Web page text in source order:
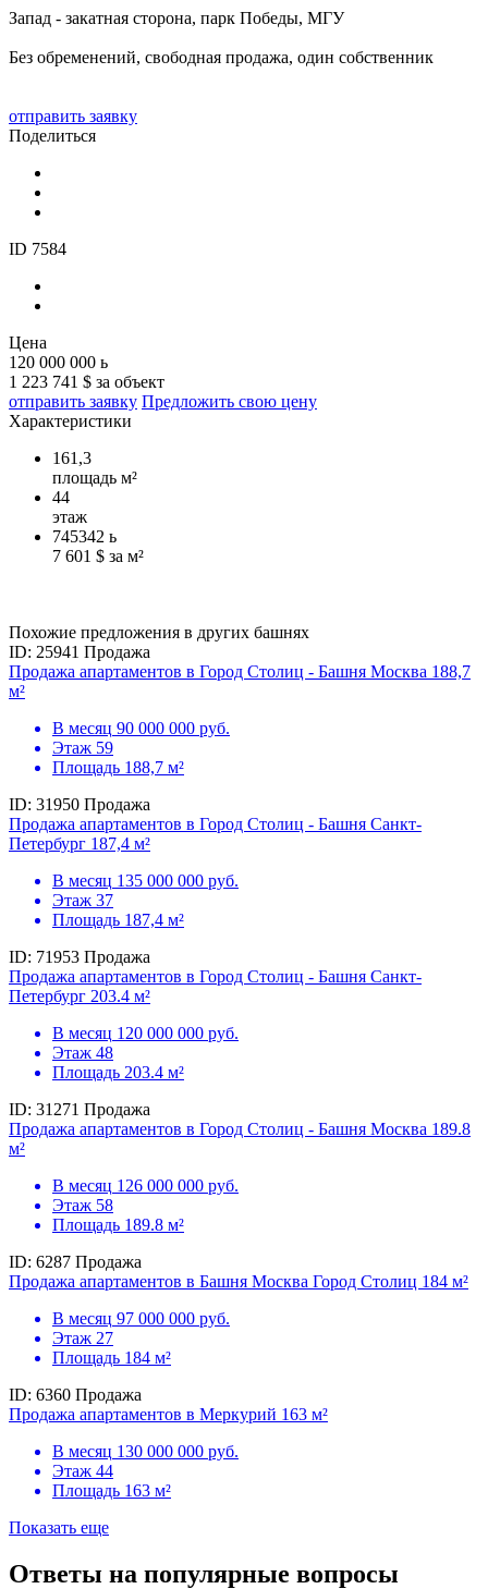
Запад - закатная сторона, парк Победы, МГУ
Без обременений, свободная продажа, один собственник
отправить заявку
Поделиться
ID 7584
Цена
120 000 000 ь
1 223 741 $ за объект
отправить заявку Предложить свою цену
Характеристики
161,3
площадь м²
44
этаж
745342 ь
7 601 $ за м²
Похожие предложения в других башнях
ID: 25941 Продажа
Продажа апартаментов в Город Столиц - Башня Москва 188,7
м²
В месяц 90 000 000 руб.
Этаж 59
Площадь 188,7 м²
ID: 31950 Продажа
Продажа апартаментов в Город Столиц - Башня Санкт-
Петербург 187,4 м²
В месяц 135 000 000 руб.
Этаж 37
Площадь 187,4 м²
ID: 71953 Продажа
Продажа апартаментов в Город Столиц - Башня Санкт-
Петербург 203.4 м²
В месяц 120 000 000 руб.
Этаж 48
Площадь 203.4 м²
ID: 31271 Продажа
Продажа апартаментов в Город Столиц - Башня Москва 189.8
м²
В месяц 126 000 000 руб.
Этаж 58
Площадь 189.8 м²
ID: 6287 Продажа
Продажа апартаментов в Башня Москва Город Столиц 184 м²
В месяц 97 000 000 руб.
Этаж 27
Площадь 184 м²
ID: 6360 Продажа
Продажа апартаментов в Меркурий 163 м²
В месяц 130 000 000 руб.
Этаж 44
Площадь 163 м²
Показать еще
Ответы на популярные вопросы